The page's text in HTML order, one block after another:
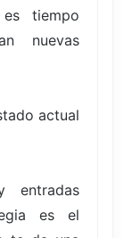
tiempo
nuevas
actual
entradas
es el